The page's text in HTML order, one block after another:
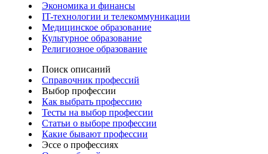
Экономика и финансы
IT-технологии и телекоммуникации
Медицинское образование
Культурное образование
Религиозное образование
Поиск описаний
Справочник профессий
Выбор профессии
Как выбрать профессию
Тесты на выбор профессии
Статьи о выборе профессии
Какие бывают профессии
Эссе о профессиях